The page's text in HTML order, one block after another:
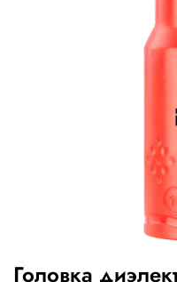
Головка